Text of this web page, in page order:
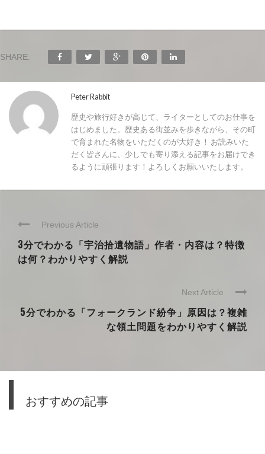
SHARE:
Peter Rabbit
歴史や旅行好きが高じて、ライターとしてのお仕事を
はじめました。歴史ある街並みを歩きながら、その町
で育まれた名物をいただくのが大好き！ お読みいた
だく皆さんに、少しでも寄り添える記事をお届けでき
るように頑張ります！よろしくお願いいたします。
Previous Article
3分でわかる「宇治拾遺物語」作者・内容は？特徴
は何？わかりやすく解説
Next Article
5分でわかる「フォークランド紛争」原因は？複雑
な領土問題をわかりやすく解説
おすすめの記事